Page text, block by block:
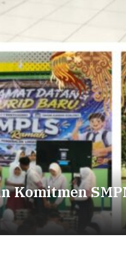
Komitmen